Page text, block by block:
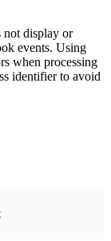
not display or
events. Using
when processing
identifier to avoid